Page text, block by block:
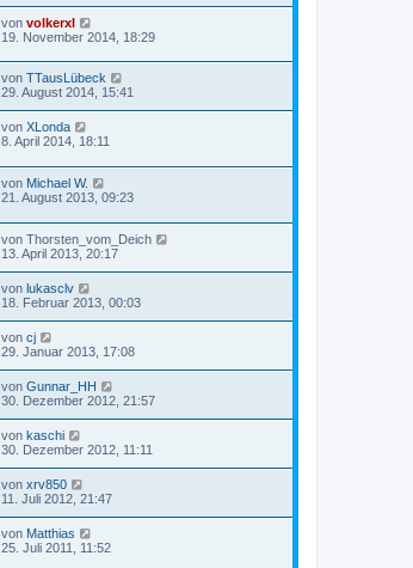
von volkerxl
19. November 2014, 18:29
von TTausLübeck
29. August 2014, 15:41
von XLonda
8. April 2014, 18:11
von Michael W.
21. August 2013, 09:23
von Thorsten_vom_Deich
13. April 2013, 20:17
von lukasclv
18. Februar 2013, 00:03
von cj
29. Januar 2013, 17:08
von Gunnar_HH
30. Dezember 2012, 21:57
von kaschi
30. Dezember 2012, 11:11
von xrv850
11. Juli 2012, 21:47
von Matthias
25. Juli 2011, 11:52